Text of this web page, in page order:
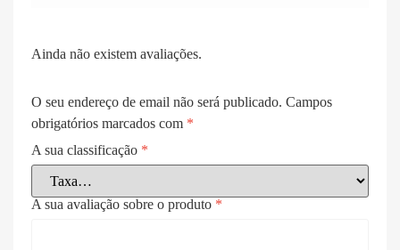
Ainda não existem avaliações.
O seu endereço de email não será publicado. Campos
obrigatórios marcados com *
A sua classificação *
A sua avaliação sobre o produto *